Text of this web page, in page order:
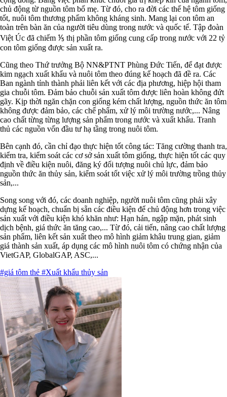
chủ động từ nguồn tôm bố mẹ. Từ đó, cho ra đời các thế hệ tôm giống
tốt, nuôi tôm thương phẩm không kháng sinh. Mang lại con tôm an
toàn trên bàn ăn của người tiêu dùng trong nước và quốc tế. Tập đoàn
Việt Úc đã chiếm ⅕ thị phần tôm giống cung cấp trong nước với 22 tỷ
con tôm giống được sản xuất ra.
Cũng theo Thứ trưởng Bộ NN&PTNT Phùng Đức Tiến, để đạt được
kim ngạch xuất khẩu và nuôi tôm theo đúng kế hoạch đã đề ra. Các
Ban ngành tỉnh thành phải liên kết với các địa phương, hiệp hội tham
gia chuỗi tôm. Đảm bảo chuỗi sản xuất tôm được liên hoàn không đứt
gãy. Kịp thời ngăn chặn con giống kém chất lượng, nguồn thức ăn tôm
không được đảm bảo, các chế phẩm, xử lý môi trường nước,... Nâng
cao chất từng từng lượng sản phẩm trong nước và xuất khẩu. Tranh
thủ các nguồn vốn đầu tư hạ tầng trong nuôi tôm.
Bên cạnh đó, cần chỉ đạo thực hiện tốt công tác: Tăng cường thanh tra,
kiểm tra, kiểm soát các cơ sở sản xuất tôm giống, thực hiện tốt các quy
định về điều kiện nuôi, đăng ký đối tượng nuôi chủ lực, đảm bảo
nguồn thức ăn thủy sản, kiểm soát tốt việc xử lý môi trường trồng thủy
sản,...
Song song với đó, các doanh nghiệp, người nuôi tôm cũng phải xây
dựng kế hoạch, chuẩn bị sẵn các điều kiện để chủ động hơn trong việc
sản xuất với điều kiện khó khăn như: Hạn hán, ngập mặn, phát sinh
dịch bệnh, giá thức ăn tăng cao,... Từ đó, cải tiến, nâng cao chất lượng
sản phẩm, liên kết sản xuất theo mô hình giảm khâu trung gian, giảm
giá thành sản xuất, áp dụng các mô hình nuôi tôm có chứng nhận của
VietGAP, GlobalGAP, ASC,...
#giá tôm thẻ #Xuất khẩu thủy sản